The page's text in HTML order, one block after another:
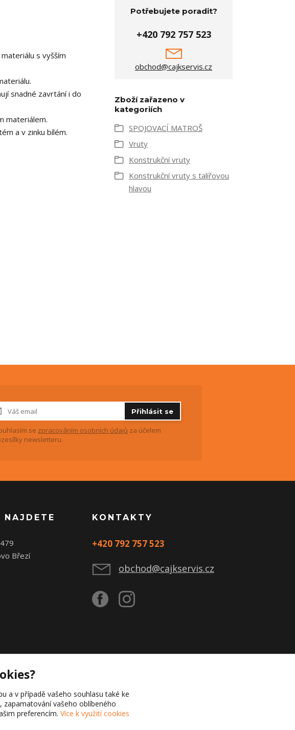
s vyšším
snadné zavrtání i do
materiálem.
a v zinku bílém.
Potřebujete poradit?
+420 792 757 523
obchod@cajkservis.cz
Zboží zařazeno v
kategoriích
SPOJOVACÍ MATROŠ
Vruty
Konstrukční vruty
Konstrukční vruty s talířovou
hlavou
Přihlásit se
se zpracováním osobních údajů za účelem
newsletteru.
NAJDETE
Březí
KONTAKTY
+420 792 757 523
obchod@cajkservis.cz
a v případě vašeho souhlasu také ke
vašeho oblíbeného
preferencím. Více k využití cookies